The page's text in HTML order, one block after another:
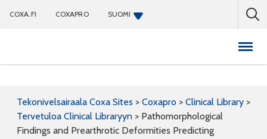
COXA.FI COXAPRO SUOMI
Tekonivelsairaala Coxa Sites > Coxapro > Clinical Library >
Tervetuloa Clinical Libraryyn > Pathomorphological
Findings and Prearthrotic Deformities Predicting